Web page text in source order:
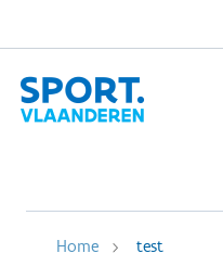
Home test